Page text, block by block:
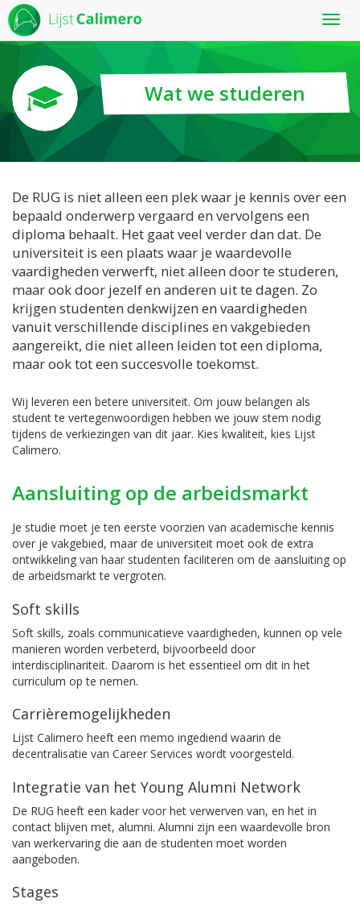
Toon
Wat we studeren
De RUG is niet alleen een plek waar je kennis over een
bepaald onderwerp vergaard en vervolgens een
diploma behaalt. Het gaat veel verder dan dat. De
universiteit is een plaats waar je waardevolle
vaardigheden verwerft, niet alleen door te studeren,
maar ook door jezelf en anderen uit te dagen. Zo
krijgen studenten denkwijzen en vaardigheden
vanuit verschillende disciplines en vakgebieden
aangereikt, die niet alleen leiden tot een diploma,
maar ook tot een succesvolle toekomst.
Wij leveren een betere universiteit. Om jouw belangen als
student te vertegenwoordigen hebben we jouw stem nodig
tijdens de verkiezingen van dit jaar. Kies kwaliteit, kies Lijst
Calimero.
Aansluiting op de arbeidsmarkt
Je studie moet je ten eerste voorzien van academische kennis
over je vakgebied, maar de universiteit moet ook de extra
ontwikkeling van haar studenten faciliteren om de aansluiting op
de arbeidsmarkt te vergroten.
Soft skills
Soft skills, zoals communicatieve vaardigheden, kunnen op vele
manieren worden verbeterd, bijvoorbeeld door
interdisciplinariteit. Daarom is het essentieel om dit in het
curriculum op te nemen.
Carrièremogelijkheden
Lijst Calimero heeft een memo ingediend waarin de
decentralisatie van Career Services wordt voorgesteld.
Integratie van het Young Alumni Network
De RUG heeft een kader voor het verwerven van, en het in
contact blijven met, alumni. Alumni zijn een waardevolle bron
van werkervaring die aan de studenten moet worden
aangeboden.
Stages